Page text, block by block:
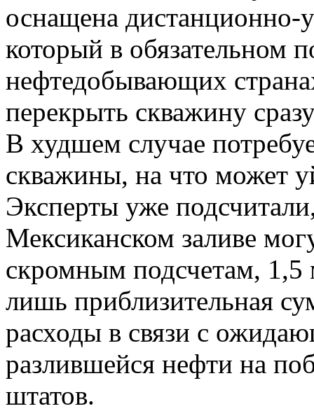
оснащена дистанционно-
который в обязательном
нефтедобывающих
перекрыть скважину
В худшем случае
скважины, на что может
Эксперты уже
Мексиканском заливе
скромным подсчетам, 1,5
лишь приблизительная
расходы в связи с
разлившейся нефти на
штатов.